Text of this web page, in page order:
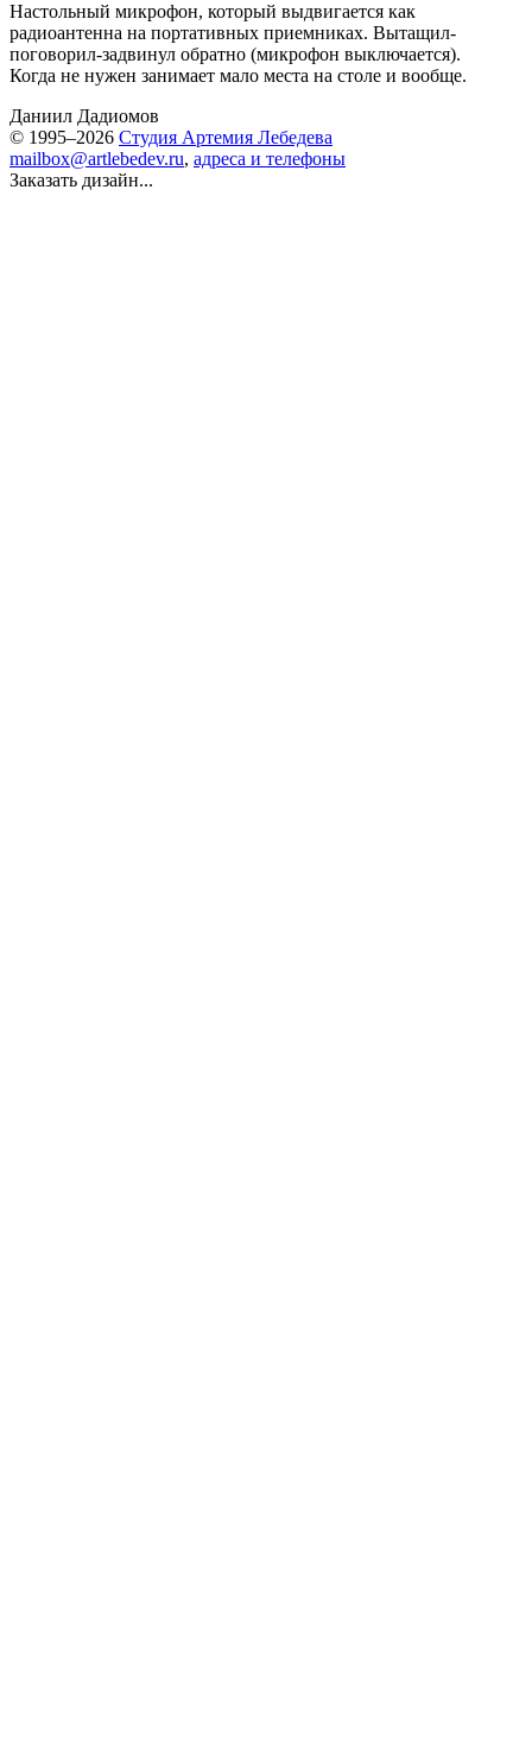
Настольный микрофон, который выдвигается как
радиоантенна на портативных приемниках. Вытащил-
поговорил-задвинул обратно (микрофон выключается).
Когда не нужен занимает мало места на столе и вообще.
Даниил Дадиомов
© 1995–2026 Студия Артемия Лебедева
mailbox@artlebedev.ru, адреса и телефоны
Заказать дизайн...